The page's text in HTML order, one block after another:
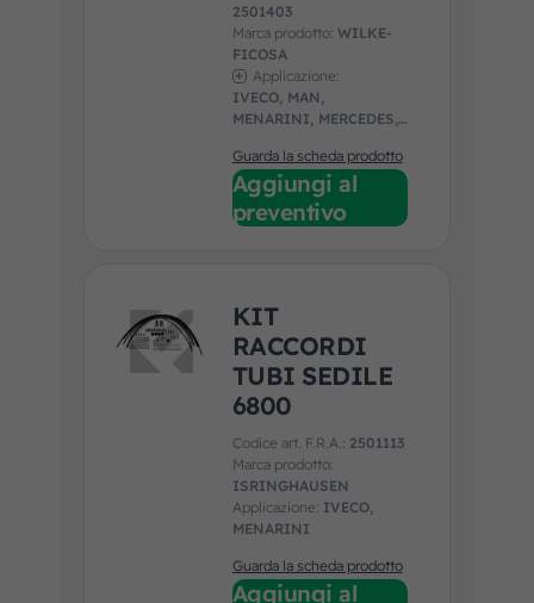
2501403
Marca prodotto: WILKE-
FICOSA
Applicazione:
IVECO, MAN,
MENARINI, MERCEDES,
VDL, VOLVO
Guarda la scheda prodotto
Aggiungi al
preventivo
KIT
RACCORDI
TUBI SEDILE
6800
Codice art. F.R.A.: 2501113
Marca prodotto:
ISRINGHAUSEN
Applicazione: IVECO,
MENARINI
Guarda la scheda prodotto
Aggiungi al